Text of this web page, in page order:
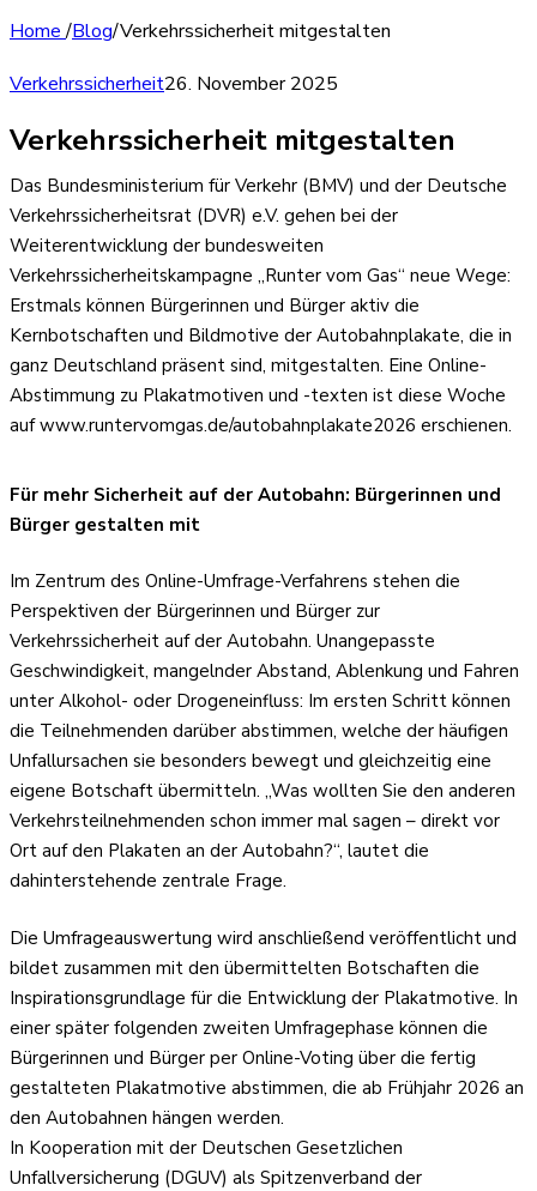
Home/Blog/Verkehrssicherheit mitgestalten
Verkehrssicherheit26. November 2025
Verkehrssicherheit mitgestalten
Das Bundesministerium für Verkehr (BMV) und der Deutsche
Verkehrssicherheitsrat (DVR) e.V. gehen bei der
Weiterentwicklung der bundesweiten
Verkehrssicherheitskampagne „Runter vom Gas“ neue Wege:
Erstmals können Bürgerinnen und Bürger aktiv die
Kernbotschaften und Bildmotive der Autobahnplakate, die in
ganz Deutschland präsent sind, mitgestalten. Eine Online-
Abstimmung zu Plakatmotiven und -texten ist diese Woche
auf www.runtervomgas.de/autobahnplakate2026 erschienen.
Für mehr Sicherheit auf der Autobahn: Bürgerinnen und
Bürger gestalten mit
Im Zentrum des Online-Umfrage-Verfahrens stehen die
Perspektiven der Bürgerinnen und Bürger zur
Verkehrssicherheit auf der Autobahn. Unangepasste
Geschwindigkeit, mangelnder Abstand, Ablenkung und Fahren
unter Alkohol- oder Drogeneinfluss: Im ersten Schritt können
die Teilnehmenden darüber abstimmen, welche der häufigen
Unfallursachen sie besonders bewegt und gleichzeitig eine
eigene Botschaft übermitteln. „Was wollten Sie den anderen
Verkehrsteilnehmenden schon immer mal sagen – direkt vor
Ort auf den Plakaten an der Autobahn?“, lautet die
dahinterstehende zentrale Frage.
Die Umfrageauswertung wird anschließend veröffentlicht und
bildet zusammen mit den übermittelten Botschaften die
Inspirationsgrundlage für die Entwicklung der Plakatmotive. In
einer später folgenden zweiten Umfragephase können die
Bürgerinnen und Bürger per Online-Voting über die fertig
gestalteten Plakatmotive abstimmen, die ab Frühjahr 2026 an
den Autobahnen hängen werden.
In Kooperation mit der Deutschen Gesetzlichen
Unfallversicherung (DGUV) als Spitzenverband der